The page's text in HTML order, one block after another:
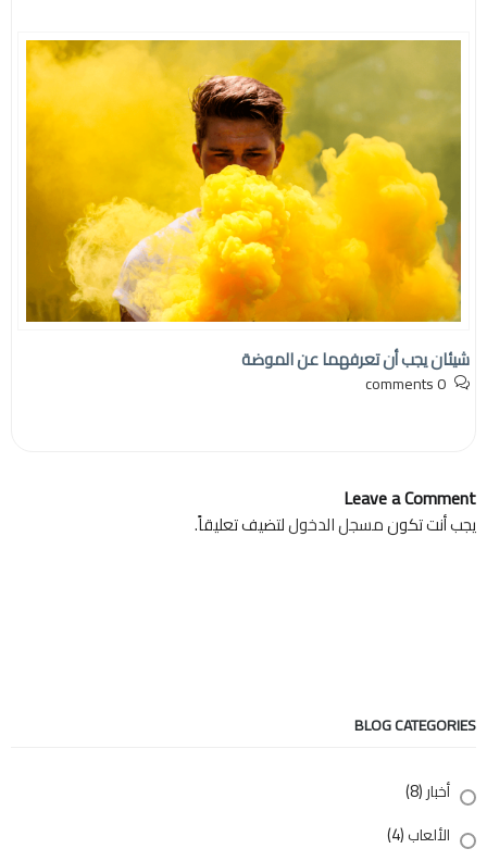
شيئان يجب أن تعرفهما عن الموضة
0 comments
Leave a Comment
يجب أنت تكونمسجل الدخوللتضيف تعليقاً.
BLOG CATEGORIES
أخبار(8)
الألعاب(4)